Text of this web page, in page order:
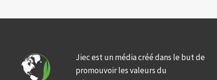
Jiec est un média créé dans le but de
promouvoir les valeurs du